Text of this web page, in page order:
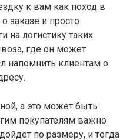
к вам как поход в
заказе и просто
на логистику таких
где он может
напомнить клиентам о
а это может быть
покупателям важно
по размеру, и тогда